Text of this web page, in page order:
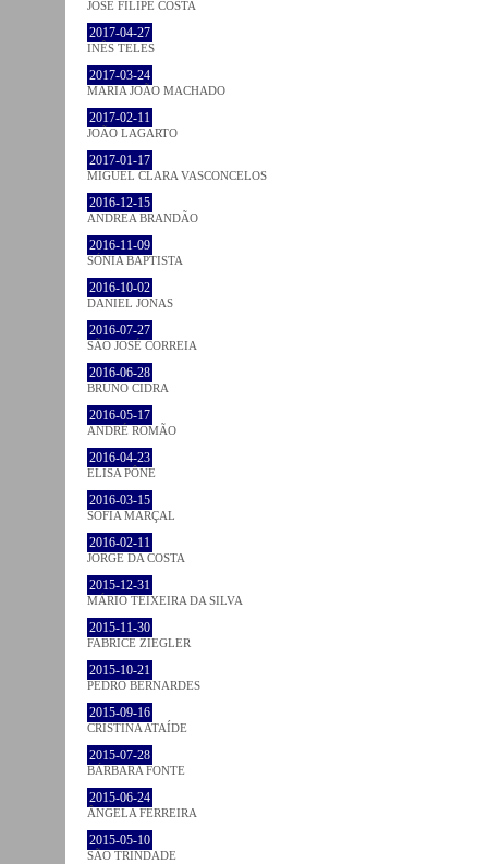
JOSÉ FILIPE COSTA
2017-04-27
INÊS TELES
2017-03-24
MARIA JOÃO MACHADO
2017-02-11
JOÃO LAGARTO
2017-01-17
MIGUEL CLARA VASCONCELOS
2016-12-15
ANDREA BRANDÃO
2016-11-09
SÓNIA BAPTISTA
2016-10-02
DANIEL JONAS
2016-07-27
SÃO JOSÉ CORREIA
2016-06-28
BRUNO CIDRA
2016-05-17
ANDRÉ ROMÃO
2016-04-23
ELISA PÔNE
2016-03-15
SOFIA MARÇAL
2016-02-11
JORGE DA COSTA
2015-12-31
MÁRIO TEIXEIRA DA SILVA
2015-11-30
FABRICE ZIEGLER
2015-10-21
PEDRO BERNARDES
2015-09-16
CRISTINA ATAÍDE
2015-07-28
BÁRBARA FONTE
2015-06-24
ÂNGELA FERREIRA
2015-05-10
SÃO TRINDADE